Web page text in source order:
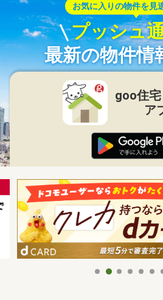
お気に入りの物件を見
プッシュ
最新の物件情
goo住
ア